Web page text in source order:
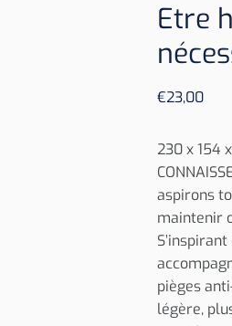
Etre
€23,00
230 x 154
aspirons
maintenir
pièges
légère,